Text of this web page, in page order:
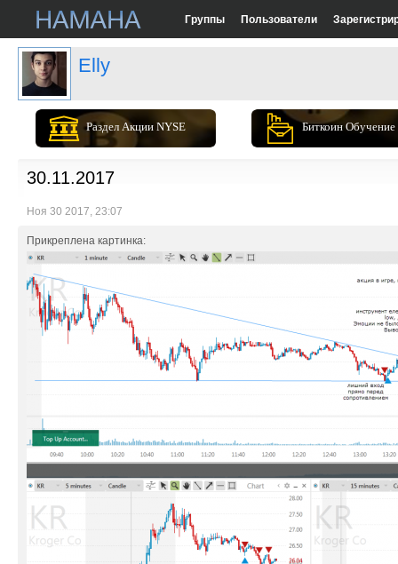
Группы Пользователи
Elly
Раздел Акции NYSE Биткоин Обучение
30.11.2017
Ноя 30 2017, 23:07
Прикреплена картинка: